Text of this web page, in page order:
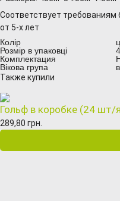
Соответствует требованиям
от 5-х лет
Колір
Розмір в упаковці
Комплектация
Вікова група
Также купили
Гольф в коробке (24
289,80 грн.